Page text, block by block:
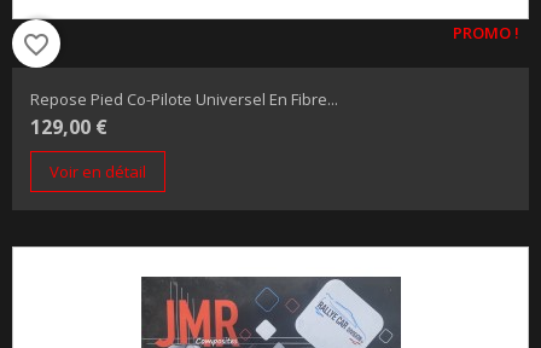
PROMO !
favorite_border
Repose Pied Co-Pilote Universel En Fibre...
129,00 €
Voir en détail